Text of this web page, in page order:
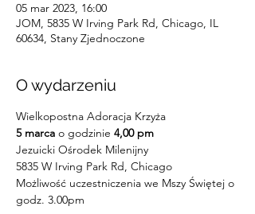
05 mar 2023, 16:00
JOM, 5835 W Irving Park Rd, Chicago, IL
60634, Stany Zjednoczone
O wydarzeniu
Wielkopostna Adoracja Krzyża
5 marca o godzinie 4,00 pm
Jezuicki Ośrodek Milenijny
5835 W Irving Park Rd, Chicago
Możliwość uczestniczenia we Mszy Świętej o
godz. 3.00pm